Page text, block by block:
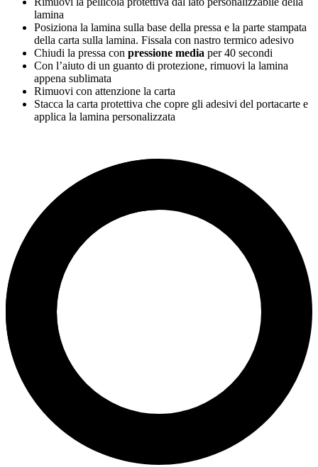
lamina
Posiziona la lamina sulla base della pressa e la parte stampata
della carta sulla lamina. Fissala con nastro termico adesivo
Chiudi la pressa con pressione media per40 secondi
Con l’aiuto di un guanto di protezione, rimuovi la lamina
appena sublimata
Rimuovi con attenzione la carta
Stacca la carta protettiva che copre gli adesivi del portacarte e
applica la lamina personalizzata